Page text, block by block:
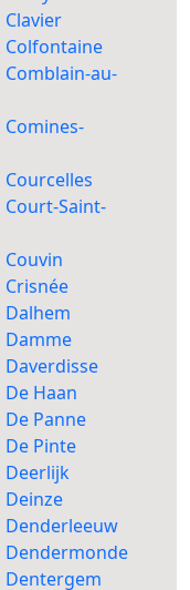
Colfontaine
au-
Saint-
Dalhem
Damme
Haan
Panne
Pinte
Deerlijk
Denderleeuw
Dendermonde
Dentergem